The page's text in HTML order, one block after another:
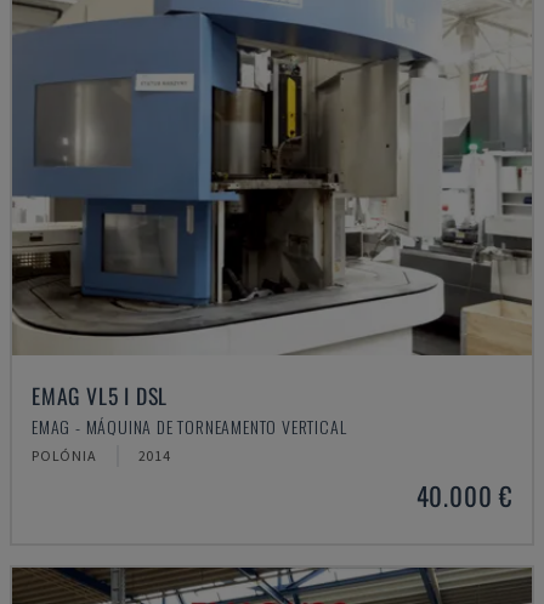
EMAG VL5 I DSL
EMAG - MÁQUINA DE TORNEAMENTO VERTICAL
POLÓNIA 2014
40.000 €